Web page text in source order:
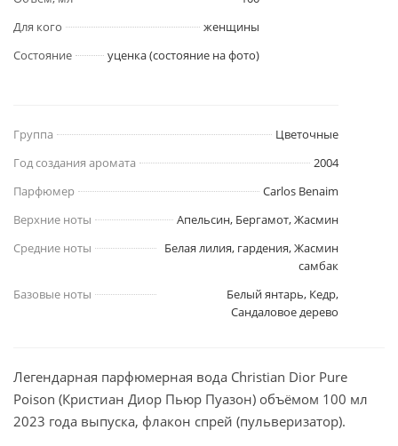
Для кого
женщины
Состояние
уценка (состояние на фото)
Группа
Цветочные
Год создания аромата
2004
Парфюмер
Carlos Benaim
Верхние ноты
Апельсин, Бергамот, Жасмин
Средние ноты
Белая лилия, гардения, Жасмин
самбак
Базовые ноты
Белый янтарь, Кедр,
Сандаловое дерево
Легендарная парфюмерная вода Christian Dior Pure
Poison (Кристиан Диор Пьюр Пуазон) объёмом 100 мл
2023 года выпуска, флакон спрей (пульверизатор).